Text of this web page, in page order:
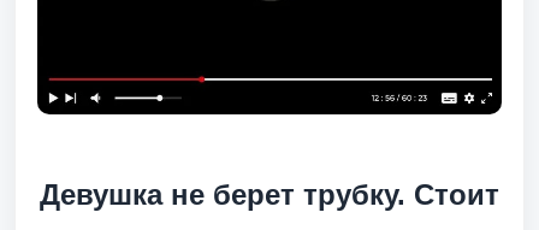
Девушка не берет трубку. Стоит